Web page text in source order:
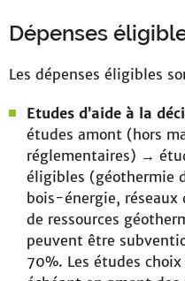
Dépenses
Les dépenses éligibles
Etudes d’aide à la
études amont (hors
réglementaires) →
éligibles (géothermie
bois-énergie, réseaux
de ressources
peuvent être
70%. Les études choix